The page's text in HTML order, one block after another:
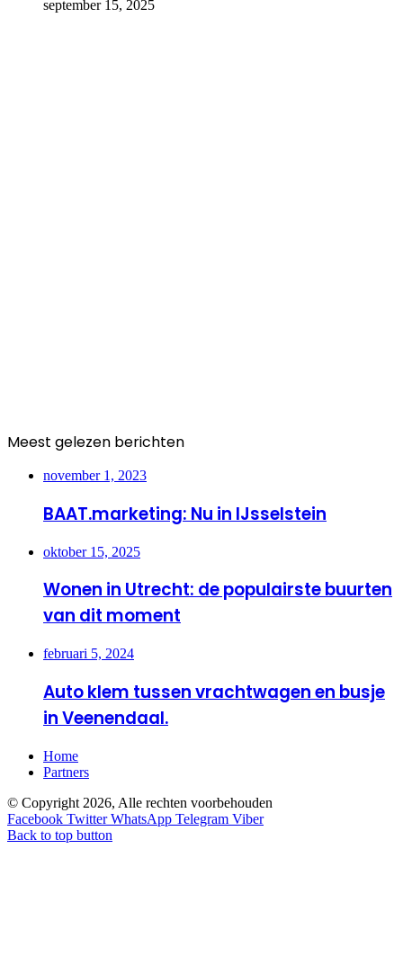
september 15, 2025
Meest gelezen berichten
november 1, 2023
BAAT.marketing: Nu in IJsselstein
oktober 15, 2025
Wonen in Utrecht: de populairste buurten
van dit moment
februari 5, 2024
Auto klem tussen vrachtwagen en busje
in Veenendaal.
Home
Partners
© Copyright 2026, Alle rechten voorbehouden
Facebook Twitter WhatsApp Telegram Viber
Back to top button